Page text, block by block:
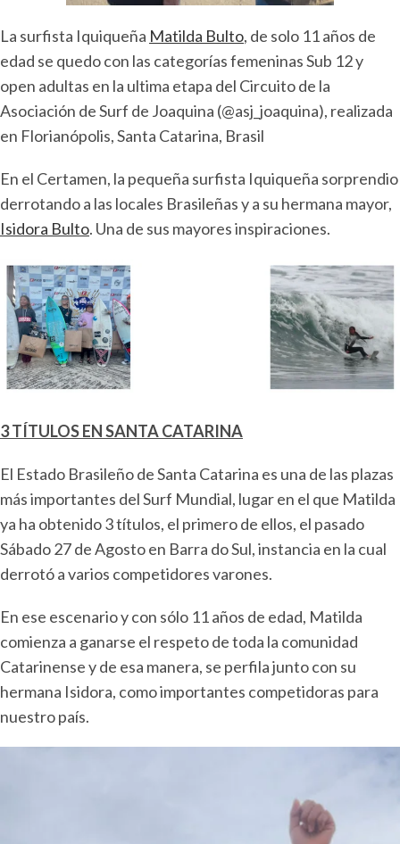
La surfista Iquiqueña Matilda Bulto, de solo 11 años de
edad se quedo con las categorías femeninas Sub 12 y
open adultas en la ultima etapa del Circuito de la
Asociación de Surf de Joaquina (@asj_joaquina), realizada
en Florianópolis, Santa Catarina, Brasil
En el Certamen, la pequeña surfista Iquiqueña sorprendio
derrotando a las locales Brasileñas y a su hermana mayor,
Isidora Bulto. Una de sus mayores inspiraciones.
3 TÍTULOS EN SANTA CATARINA
El Estado Brasileño de Santa Catarina es una de las plazas
más importantes del Surf Mundial, lugar en el que Matilda
ya ha obtenido 3 títulos, el primero de ellos, el pasado
Sábado 27 de Agosto en Barra do Sul, instancia en la cual
derrotó a varios competidores varones.
En ese escenario y con sólo 11 años de edad, Matilda
comienza a ganarse el respeto de toda la comunidad
Catarinense y de esa manera, se perfila junto con su
hermana Isidora, como importantes competidoras para
nuestro país.